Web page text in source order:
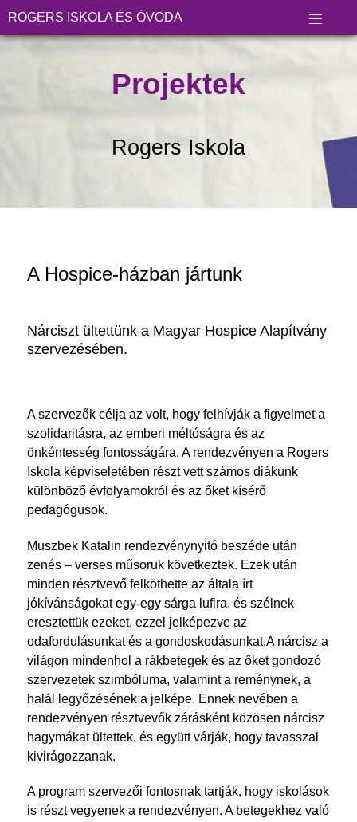
ROGERS ISKOLA ÉS ÓVODA
Projektek
Rogers Iskola
A Hospice-házban jártunk
Nárciszt ültettünk a Magyar Hospice Alapítvány
szervezésében.
A szervezők célja az volt, hogy felhívják a figyelmet a
szolidaritásra, az emberi méltóságra és az
önkéntesség fontosságára. A rendezvényen a Rogers
Iskola képviseletében részt vett számos diákunk
különböző évfolyamokról és az őket kísérő
pedagógusok.
Muszbek Katalin rendezvénynyitó beszéde után
zenés – verses műsoruk következtek. Ezek után
minden résztvevő felköthette az általa írt
jókívánságokat egy-egy sárga lufira, és szélnek
eresztettük ezeket, ezzel jelképezve az
odafordulásunkat és a gondoskodásunkat.A nárcisz a
világon mindenhol a rákbetegek és az őket gondozó
szervezetek szimbóluma, valamint a reménynek, a
halál legyőzésének a jelképe. Ennek nevében a
rendezvényen résztvevők zárásként közösen nárcisz
hagymákat ültettek, és együtt várják, hogy tavasszal
kivirágozzanak.
A program szervezői fontosnak tartják, hogy iskolások
is részt vegyenek a rendezvényen. A betegekhez való